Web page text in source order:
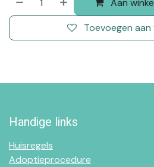
Aan
Toevoegen aan
Handige links
Huisregels
Adoptieprocedure